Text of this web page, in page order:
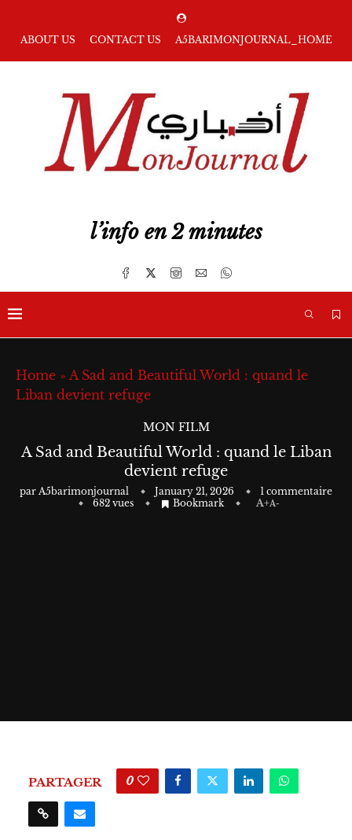
ABOUT US CONTACT US A5BARIMONJOURNAL_HOME
l’info en 2 minutes
Home » A Sad and Beautiful World : quand le
Liban devient refuge
MON FILM
A Sad and Beautiful World : quand le Liban
devient refuge
par A5barimonjournal January 21, 2026
1 commentaire
682vues Bookmark A+A-
PARTAGER 0